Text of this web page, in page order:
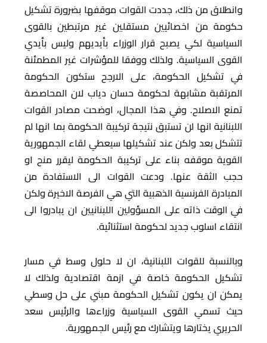
وانطلاق من ذلك، جددت القوات موقفها بضرورة تشكيل
حكومة من اخصائيين مستقلين غير مرتبطين بالقوى
السياسية لكي يصبح قرار الوزراء بأيديهم وليس بأيدي
القوى السياسية. ولذلك ووفقا للمؤشرات غير المطمئنة
في تشكيل الحكومة، على الارجح ستكون الحكومة
المرتقبة مشابهة لحكومة حسان دياب لان المحاصصة
تمنع الاصلاح. وفي هذا المجال، اوضحت مصادر القوات
اللبنانية انها لن تستبق نتيجة تركيبة الحكومة بما انها لم
تتشكل بعد ولكن عند تشكيلها سيعطي لقاء الجمهورية
القوية موقفه بناء على تركيبة الحكومة ليقرر منح او
حجب الثقة عنها. ودعت القوات الى الاستفادة من
المبادرة الفرنسية الذهبية التي هي الفرصة الاخيرة ولكن
في الوقت ذاته على المسؤولين اللبنانيين ان يبادروا الى
انتقاء اسلوب جديد لحكومة استثنائية.
وبالنسبة للقوات اللبنانية، ان لا حلول وسط في مسار
تشكيل الحكومة خاصة في ازمة اقتصادية ولذلك لا
يمكن ان يكون تشكيل الحكومة مبني على حل وسطي
حيث تسمي القوى السياسية وزراءها والرئيس سعد
الحريري يختارها ويتشارك مع رئيس الجمهورية.